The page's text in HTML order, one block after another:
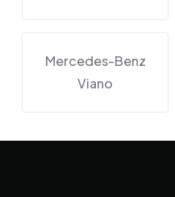
Mercedes-Benz
Viano